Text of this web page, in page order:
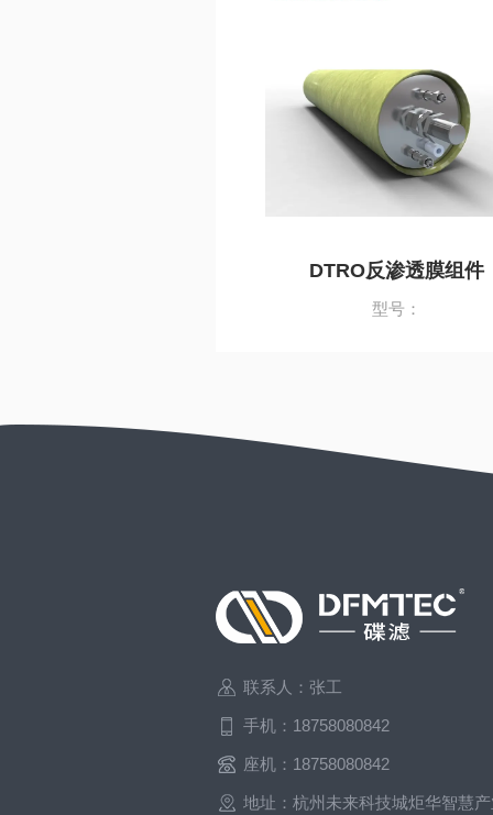
DTRO反渗透膜组件
型号：
联系人：张工
手机：18758080842
座机：18758080842
地址：杭州未来科技城炬华智慧